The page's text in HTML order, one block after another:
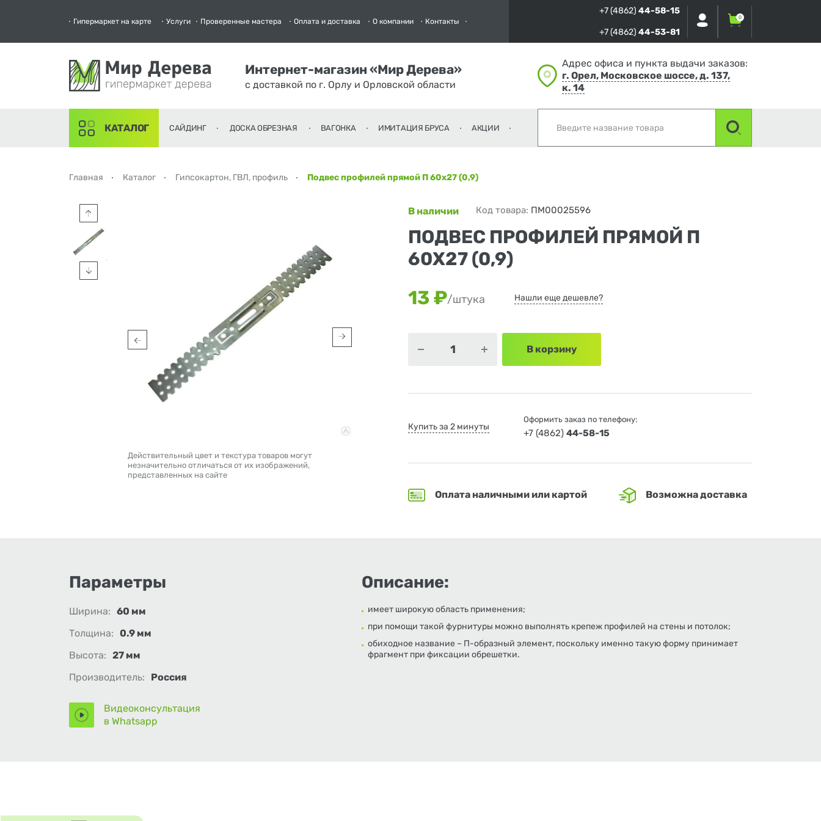
Гипермаркет на карте Услуги Проверенные мастера Оплата и доставка О компании Контакты
+7 (4862) 44-58-15
+7 (4862) 44-53-81
0
Интернет-магазин «Мир Дерева»
с доставкой по г. Орлу и Орловской области
Адрес офиса и пункта выдачи заказов:
г. Орел, Московское шоссе, д. 137,
к. 14
КАТАЛОГ САЙДИНГ ДОСКА ОБРЕЗНАЯ ВАГОНКА ИМИТАЦИЯ БРУСА АКЦИИ
Главная Каталог Гипсокартон, ГВЛ, профиль Подвес профилей прямой П 60х27 (0,9)
Действительный цвет и текстура товаров могут
незначительно отличаться от их изображений,
представленных на сайте
В наличии Код товара: ПМ00025596
ПОДВЕС ПРОФИЛЕЙ ПРЯМОЙ П
60Х27 (0,9)
13 ₽/штука Нашли еще дешевле?
В корзину
Купить за 2 минуты
Оформить заказ по телефону:
+7 (4862)44-58-15
Оплата наличными или картой Возможна доставка
Параметры
Ширина: 60 мм
Толщина: 0.9 мм
Высота: 27 мм
Производитель:
Россия
Видеоконсультация
в Whatsapp
Описание:
имеет широкую область применения;
при помощи такой фурнитуры можно выполнять крепеж профилей на стены и потолок;
обиходное название – П-образный элемент, поскольку именно такую форму принимает
фрагмент при фиксации обрешетки.